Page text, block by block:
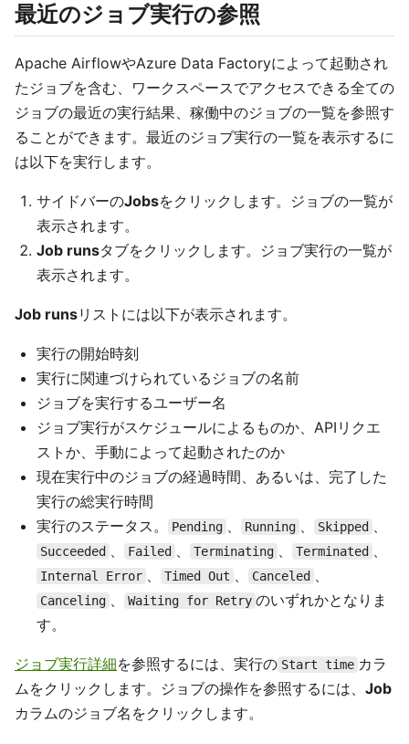
最近のジョブ実行の参照
Apache AirflowやAzure Data Factoryによって起動され
たジョブを含む、ワークスペースでアクセスできる全ての
ジョブの最近の実行結果、稼働中のジョブの一覧を参照す
ることができます。最近のジョブ実行の一覧を表示するに
は以下を実行します。
サイドバーのJobsをクリックします。ジョブの一覧が
表示されます。
Job runsタブをクリックします。ジョブ実行の一覧が
表示されます。
Job runsリストには以下が表示されます。
実行の開始時刻
実行に関連づけられているジョブの名前
ジョブを実行するユーザー名
ジョブ実行がスケジュールによるものか、APIリクエ
ストか、手動によって起動されたのか
現在実行中のジョブの経過時間、あるいは、完了した
実行の総実行時間
実行のステータス。
Pending 、 Running 、 Skipped 、
Succeeded 、 Failed 、 Terminating 、 Terminated 、
Internal Error 、 Timed Out 、 Canceled 、
Canceling 、 Waiting for Retry のいずれかとなりま
す。
ジョブ実行詳細を参照するには、実行の Start time カラ
ムをクリックします。ジョブの操作を参照するには、 Job
カラムのジョブ名をクリックします。